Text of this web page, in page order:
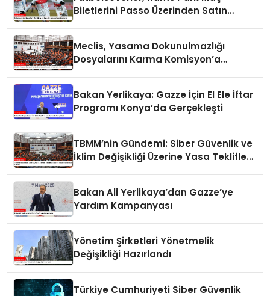
Biletlerini Passo Üzerinden Satın
Meclis, Yasama Dokunulmazlığı
Dosyalarını Karma Komisyon’a
Bakan Yerlikaya: Gazze İçin El Ele İftar
Programı Konya’da Gerçekleşti
TBMM’nin Gündemi: Siber Güvenlik ve
İklim Değişikliği Üzerine Yasa Teklifleri
Bakan Ali Yerlikaya’dan Gazze’ye
Yardım Kampanyası
Yönetim Şirketleri Yönetmelik
Değişikliği Hazırlandı
Türkiye Cumhuriyeti Siber Güvenlik